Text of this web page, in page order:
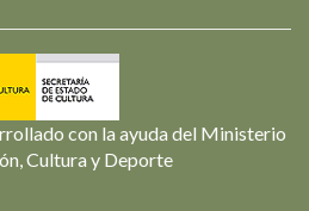
con la ayuda del Ministerio
Cultura y Deporte